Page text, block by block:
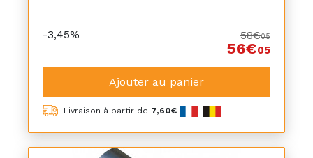
-3,45% 58€05
56€05
Ajouter au panier
Livraison à partir de 7,60€